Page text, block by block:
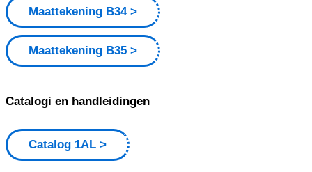
Maattekening B34
Maattekening B35
Catalogi en handleidingen
Catalog 1AL